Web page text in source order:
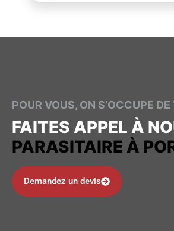
POUR VOUS, ON S’OCCUPE DE
FAITES APPEL À
PARASITAIRE À
Demandez un devis